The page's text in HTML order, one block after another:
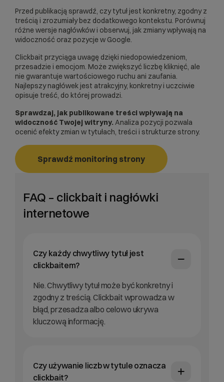
Przed publikacją sprawdź, czy tytuł jest konkretny, zgodny z
treścią i zrozumiały bez dodatkowego kontekstu. Porównuj
różne wersje nagłówków i obserwuj, jak zmiany wpływają na
widoczność oraz pozycje w Google.
Clickbait przyciąga uwagę dzięki niedopowiedzeniom,
przesadzie i emocjom. Może zwiększyć liczbę kliknięć, ale
nie gwarantuje wartościowego ruchu ani zaufania.
Najlepszy nagłówek jest atrakcyjny, konkretny i uczciwie
opisuje treść, do której prowadzi.
Sprawdzaj, jak publikowane treści wpływają na
widoczność Twojej witryny. Analiza pozycji pozwala
ocenić efekty zmian w tytułach, treści i strukturze strony.
Sprawdź monitoring strony
FAQ – clickbait i nagłówki
internetowe
Czy każdy chwytliwy tytuł jest
clickbaitem?
Nie. Chwytliwy tytuł może być konkretny i
zgodny z treścią. Clickbait wprowadza w
błąd, przesadza albo celowo ukrywa
kluczową informację.
Czy używanie liczb w tytule oznacza
clickbait?